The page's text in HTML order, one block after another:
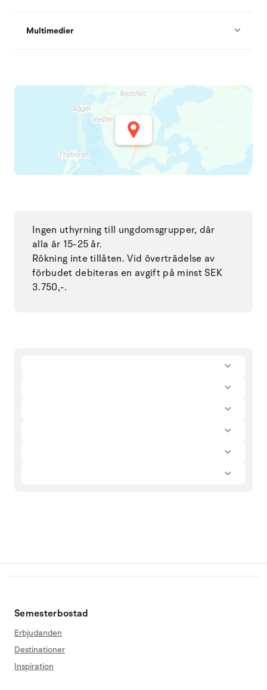
Multimedier
Ingen uthyrning till ungdomsgrupper, dâr
alla âr 15-25 år.
Rôkning inte tillåten. Vid ôvertrâdelse av
fôrbudet debiteras en avgift på minst SEK
3.750,-.
Semesterbostad
Erbjudanden
Destinationer
Inspiration